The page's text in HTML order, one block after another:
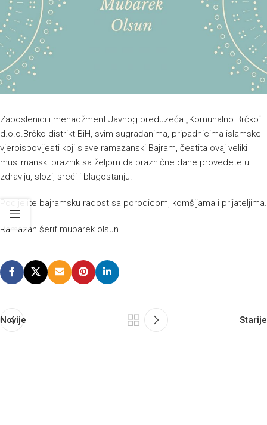
Zaposlenici i menadžment Javnog preduzeća „Komunalno Brčko“
d.o.o.Brčko distrikt BiH, svim sugrađanima, pripadnicima islamske
vjeroispovijesti koji slave ramazanski Bajram, čestita ovaj veliki
muslimanski praznik sa željom da praznične dane provedete u
zdravlju, slozi, sreći i blagostanju.
Podijelite bajramsku radost sa porodicom, komšijama i prijateljima.
Ramazan šerif mubarek olsun.
Novije Starije